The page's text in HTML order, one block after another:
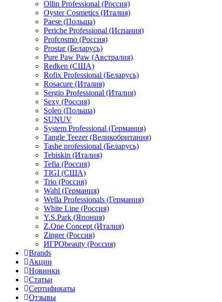
Ollin Professional (Россия)
Oyster Cosmetics (Италия)
Paese (Польша)
Periche Professional (Испания)
Profcosmo (Россия)
Prostar (Беларусь)
Pure Paw Paw (Австралия)
Redken (США)
Rofix Professional (Беларусь)
Rosacure (Италия)
Sergio Professional (Италия)
Sexy (Россия)
Soleo (Польша)
SUNUV
System Professional (Германия)
Tangle Teezer (Великобритания)
Tashe professional (Беларусь)
Tebiskin (Италия)
Tefia (Россия)
TIGI (США)
Trio (Россия)
Wahl (Германия)
Wella Professionals (Германия)
White Line (Россия)
Y.S.Park (Япония)
Z.One Concept (Италия)
Zinger (Россия)
ИГРОbeauty (Россия)
Brands
Акции
Новинки
Статьи
Сертификаты
Отзывы